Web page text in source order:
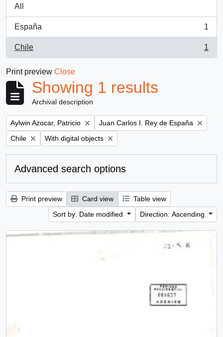
All
España
, 1 results
1
Chile
, 1 results
1
Print preview Close
Showing 1 results
Archival description
Remove filter:
Aylwin Azocar, Patricio Remove filter:
Juan Carlos I. Rey de España
Remove filter:
Chile Remove filter:
With digital objects
Advanced search options
Print preview Card view
Table view
Sort by: Date modified
Direction: Ascending